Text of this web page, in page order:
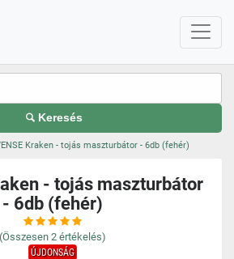
Keresés
Kraken - tojás maszturbátor - 6db (fehér)
- tojás maszturbátor
- 6db (fehér)
(Összesen 2 értékelés)
ÚJDONSÁG